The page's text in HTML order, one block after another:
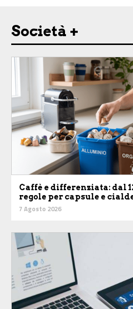
Società +
Caffè e differenziata: dal
regole per capsule e
7 Agosto 2026